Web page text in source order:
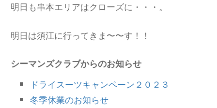
明日も串本エリアはクローズに・・・。
明日は須江に行ってきま〜〜す！！
シーマンズクラブからのお知らせ
ドライスーツキャンペーン２０２３
冬季休業のお知らせ